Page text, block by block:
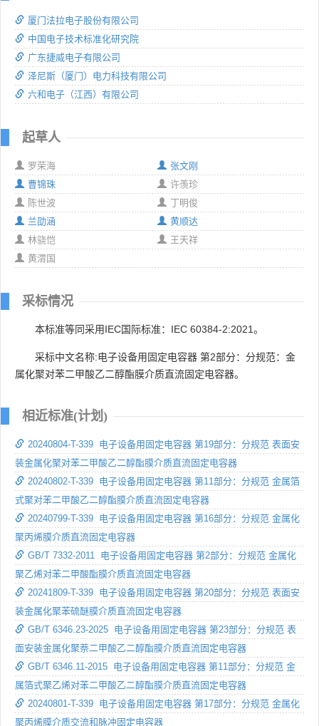
厦门法拉电子股份有限公司
中国电子技术标准化研究院
广东捷威电子有限公司
泽尼斯（厦门）电力科技有限公司
六和电子（江西）有限公司
起草人
罗荣海
张文刚
曹锦珠
许羡珍
陈世波
丁明俊
兰劭涵
黄顺达
林骁恺
王天祥
黄渭国
采标情况
本标准等同采用IEC国际标准：IEC 60384-2:2021。
采标中文名称:电子设备用固定电容器 第2部分：分规范：金
属化聚对苯二甲酸乙二醇酯膜介质直流固定电容器。
相近标准(计划)
20240804-T-339 电子设备用固定电容器 第19部分：分规范 表面安
装金属化聚对苯二甲酸乙二醇酯膜介质直流固定电容器
20240802-T-339 电子设备用固定电容器 第11部分：分规范 金属箔
式聚对苯二甲酸乙二醇酯膜介质直流固定电容器
20240799-T-339 电子设备用固定电容器 第16部分：分规范 金属化
聚丙烯膜介质直流固定电容器
GB/T 7332-2011 电子设备用固定电容器 第2部分：分规范 金属化
聚乙烯对苯二甲酸酯膜介质直流固定电容器
20241809-T-339 电子设备用固定电容器 第20部分：分规范 表面安
装金属化聚苯硫醚膜介质直流固定电容器
GB/T 6346.23-2025 电子设备用固定电容器 第23部分：分规范 表
面安装金属化聚萘二甲酸乙二醇酯膜介质直流固定电容器
GB/T 6346.11-2015 电子设备用固定电容器 第11部分：分规范 金
属箔式聚乙烯对苯二甲酸乙二醇酯膜介质直流固定电容器
20240801-T-339 电子设备用固定电容器 第17部分：分规范 金属化
聚丙烯膜介质交流和脉冲固定电容器